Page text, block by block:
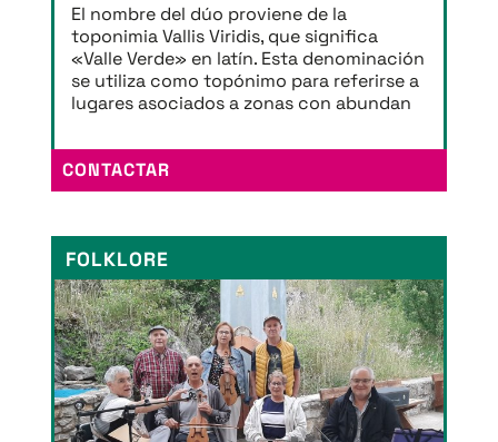
El nombre del dúo proviene de la
toponimia Vallis Viridis, que significa
«Valle Verde» en latín. Esta denominación
se utiliza como topónimo para referirse a
lugares asociados a zonas con abundan
CONTACTAR
FOLKLORE